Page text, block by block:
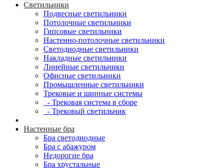
Светильники
Подвесные светильники
Потолочные светильники
Гипсовые светильники
Настенно-потолочные светильники
Светодиодные светильники
Накладные светильники
Линейные светильники
Офисные светильники
Промышленные светильники
Трековые и шинные системы
- Трековая система в сборе
- Трековый светильник
Настенные бра
Бра светодиодные
Бра с абажуром
Недорогие бра
Бра хрустальные